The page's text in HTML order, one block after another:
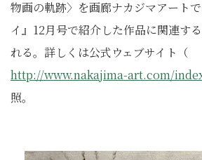
物画の軌跡〉を画廊ナカジマアート
イ』12月号で紹介した作品に関連す
れる。詳しくは公式ウェブサイト（
http://www.nakajima-art.com/
照。